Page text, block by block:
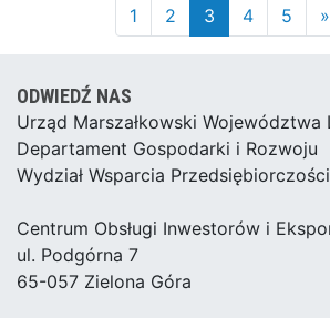
1 2 3 4 5 »
ODWIEDŹ NAS
Urząd Marszałkowski Województwa
Departament Gospodarki i Rozwoju
Wydział Wsparcia Przedsiębiorczości
Centrum Obsługi Inwestorów i
ul. Podgórna 7
65-057 Zielona Góra